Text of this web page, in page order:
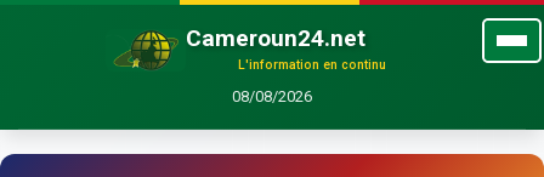
Cameroun24.net
L'information en continu
08/08/2026